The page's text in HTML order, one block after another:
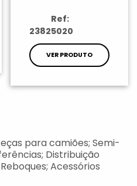
Ref:
23825020
VER PRODUTO
para camiões; Semi-
Distribuição
Acessórios